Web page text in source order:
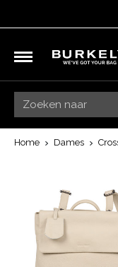
Besteld
Home Dames